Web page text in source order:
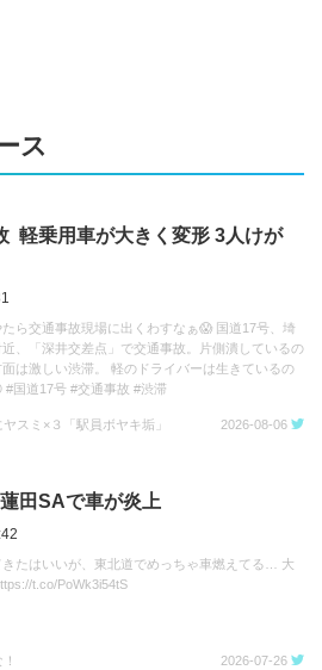
ス
軽乗用車が大きく変形 3人けが
ら交通事故現場に出くわすなぁ😱 国道17号、埼
近、「深井交差点」で交通事故。片側潰しているの
面は激しい渋滞。 軽のドライバーは生きているの
#国道17号 #交通事故 #渋滞
ヤスミ×３「駅員ボヤキ垢」
2026-08-06
田SAで車が炎上
たはいいが、東北道でめっちゃ車燃えてる… 大
t.co/PoWk3i54tS
2026-07-26